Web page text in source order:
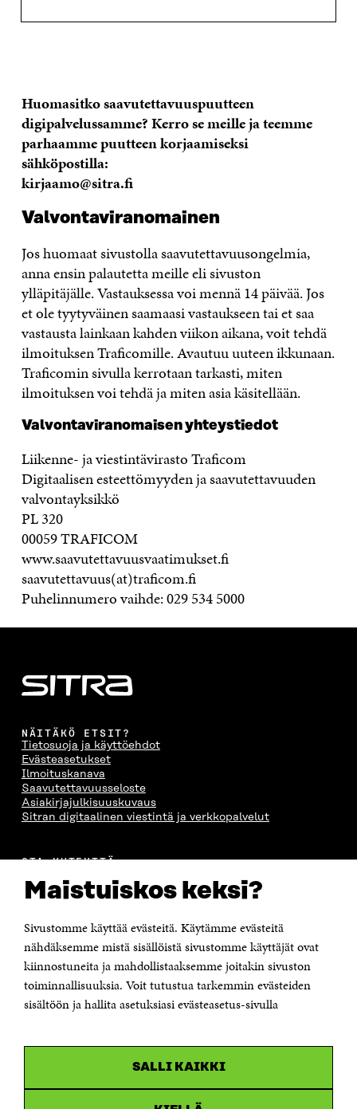
Maistuiskos keksi?
Sivustomme käyttää evästeitä. Käytämme evästeitä
nähdäksemme mistä sisällöistä sivustomme käyttäjät ovat
kiinnostuneita ja mahdollistaaksemme joitakin sivuston
toiminnallisuuksia. Voit tutustua tarkemmin evästeiden
sisältöön ja hallita asetuksiasi evästeasetus-sivulla
SALLI KAIKKI
Huomasitko saavutettavuuspuutteen
digipalvelussamme? Kerro se meille ja teemme
parhaamme puutteen korjaamiseksi
sähköpostilla:
kirjaamo@sitra.fi
Valvontaviranomainen
Jos huomaat sivustolla saavutettavuusongelmia,
anna ensin palautetta meille eli sivuston
ylläpitäjälle. Vastauksessa voi mennä 14 päivää. Jos
et ole tyytyväinen saamaasi vastaukseen tai et saa
vastausta lainkaan kahden viikon aikana, voit tehdä
ilmoituksen Traficomille. Avautuu uuteen ikkunaan.
Traficomin sivulla kerrotaan tarkasti, miten
ilmoituksen voi tehdä ja miten asia käsitellään.
Valvontaviranomaisen yhteystiedot
Liikenne- ja viestintävirasto Traficom
Digitaalisen esteettömyyden ja saavutettavuuden
valvontayksikkö
PL 320
00059 TRAFICOM
www.saavutettavuusvaatimukset.fi
saavutettavuus(at)traficom.fi
Puhelinnumero vaihde: 029 534 5000
NÄITÄKÖ ETSIT?
Tietosuoja ja käyttöehdot
Evästeasetukset
Ilmoituskanava
Saavutettavuusseloste
Asiakirjajulkisuuskuvaus
Sitran digitaalinen viestintä ja verkkopalvelut
OTA YHTEYTTÄ
Itämerenkatu 11-13, PL 160,
00181 Helsinki
Puhelin +358 294 618 991
Sähköpostiosoite
Saapumisohjeet
Y-tunnus 0202132-3
uudessa